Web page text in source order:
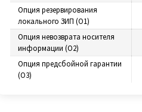
Опция резервирования
локального ЗИП (O1)
Опция невозврата носителя
информации (O2)
Опция предсбойной гарантии
(O3)